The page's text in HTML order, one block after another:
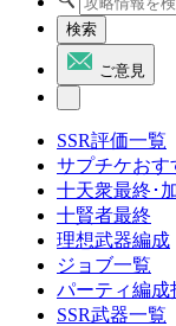
検索
ご意見
SSR評価一覧
サプチケおす
十天衆最終･
十賢者最終
理想武器編成
ジョブ一覧
パーティ編成
SSR武器一覧